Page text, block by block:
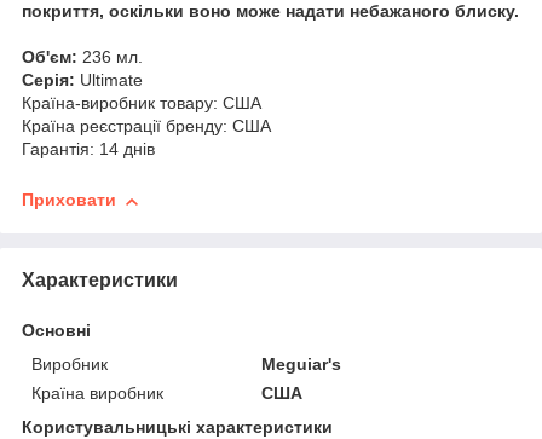
покриття, оскільки воно може надати небажаного блиску.
Об'єм: 236 мл.
Серія: Ultimate
Країна-виробник товару: США
Країна реєстрації бренду: США
Гарантія: 14 днів
Приховати
Характеристики
Основні
Виробник
Meguiar's
Країна виробник
США
Користувальницькі характеристики